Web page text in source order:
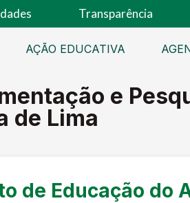
Transparência
AÇÃO EDUCATIVA
e
de Lima
de Educação do